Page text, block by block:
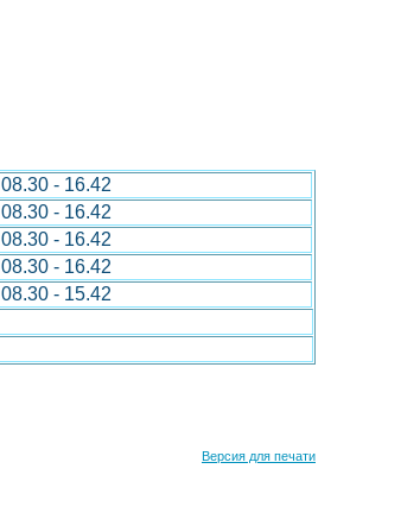
08.30 - 16.42
08.30 - 16.42
08.30 - 16.42
08.30 - 16.42
08.30 - 15.42
Версия для печати